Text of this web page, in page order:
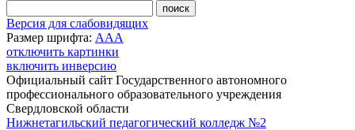
Версия для слабовидящих
Размер шрифта: AAA
отключить картинки
включить инверсию
Официальный сайт Государственного автономного
профессионального образовательного учреждения
Свердловской области
Нижнетагильский педагогический колледж №2